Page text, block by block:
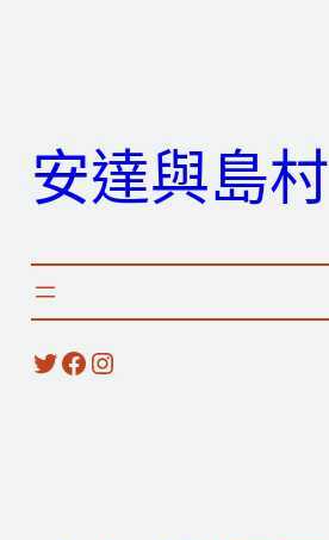
安達與島村
X Facebook Instagram